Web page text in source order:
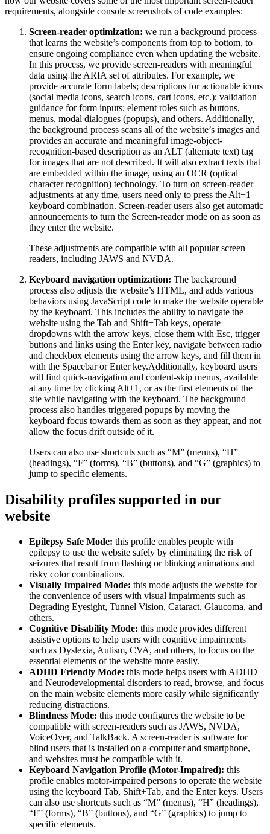
requirements, alongside console screenshots of code examples:
Screen-reader optimization: we run a background process
that learns the website’s components from top to bottom, to
ensure ongoing compliance even when updating the website.
In this process, we provide screen-readers with meaningful
data using the ARIA set of attributes. For example, we
provide accurate form labels; descriptions for actionable icons
(social media icons, search icons, cart icons, etc.); validation
guidance for form inputs; element roles such as buttons,
menus, modal dialogues (popups), and others. Additionally,
the background process scans all of the website’s images and
provides an accurate and meaningful image-object-
recognition-based description as an ALT (alternate text) tag
for images that are not described. It will also extract texts that
are embedded within the image, using an OCR (optical
character recognition) technology. To turn on screen-reader
adjustments at any time, users need only to press the Alt+1
keyboard combination. Screen-reader users also get automatic
announcements to turn the Screen-reader mode on as soon as
they enter the website.
These adjustments are compatible with all popular screen
readers, including JAWS and NVDA.
Keyboard navigation optimization: The background
process also adjusts the website’s HTML, and adds various
behaviors using JavaScript code to make the website operable
by the keyboard. This includes the ability to navigate the
website using the Tab and Shift+Tab keys, operate
dropdowns with the arrow keys, close them with Esc, trigger
buttons and links using the Enter key, navigate between radio
and checkbox elements using the arrow keys, and fill them in
with the Spacebar or Enter key.Additionally, keyboard users
will find quick-navigation and content-skip menus, available
at any time by clicking Alt+1, or as the first elements of the
site while navigating with the keyboard. The background
process also handles triggered popups by moving the
keyboard focus towards them as soon as they appear, and not
allow the focus drift outside of it.
Users can also use shortcuts such as “M” (menus), “H”
(headings), “F” (forms), “B” (buttons), and “G” (graphics) to
jump to specific elements.
Disability profiles supported in our
website
Epilepsy Safe Mode: this profile enables people with
epilepsy to use the website safely by eliminating the risk of
seizures that result from flashing or blinking animations and
risky color combinations.
Visually Impaired Mode: this mode adjusts the website for
the convenience of users with visual impairments such as
Degrading Eyesight, Tunnel Vision, Cataract, Glaucoma, and
others.
Cognitive Disability Mode: this mode provides different
assistive options to help users with cognitive impairments
such as Dyslexia, Autism, CVA, and others, to focus on the
essential elements of the website more easily.
ADHD Friendly Mode: this mode helps users with ADHD
and Neurodevelopmental disorders to read, browse, and focus
on the main website elements more easily while significantly
reducing distractions.
Blindness Mode: this mode configures the website to be
compatible with screen-readers such as JAWS, NVDA,
VoiceOver, and TalkBack. A screen-reader is software for
blind users that is installed on a computer and smartphone,
and websites must be compatible with it.
Keyboard Navigation Profile (Motor-Impaired): this
profile enables motor-impaired persons to operate the website
using the keyboard Tab, Shift+Tab, and the Enter keys. Users
can also use shortcuts such as “M” (menus), “H” (headings),
“F” (forms), “B” (buttons), and “G” (graphics) to jump to
specific elements.